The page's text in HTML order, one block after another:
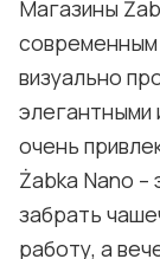
Магазины
современным
визуально
элегантными
очень
Żabka Nano
забрать
работу, а